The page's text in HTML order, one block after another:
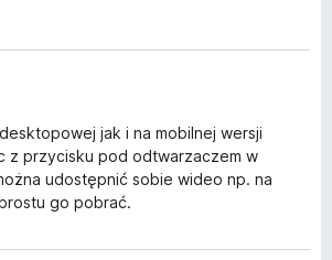
jak i na mobilnej wersji
z przycisku pod odtwarzaczem w
udostępnić sobie wideo np. na
go pobrać.